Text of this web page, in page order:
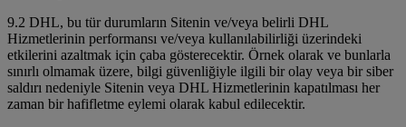
9.2 DHL, bu tür durumların Sitenin ve/veya belirli DHL
Hizmetlerinin performansı ve/veya kullanılabilirliği üzerindeki
etkilerini azaltmak için çaba gösterecektir. Örnek olarak ve bunlarla
sınırlı olmamak üzere, bilgi güvenliğiyle ilgili bir olay veya bir siber
saldırı nedeniyle Sitenin veya DHL Hizmetlerinin kapatılması her
zaman bir hafifletme eylemi olarak kabul edilecektir.